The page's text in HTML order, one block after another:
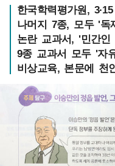
한국학력평가원,
나머지 7종, 모두 '
논란 교과서, '민간
9종 교과서 모두 '자
비상교육, 본문에 천